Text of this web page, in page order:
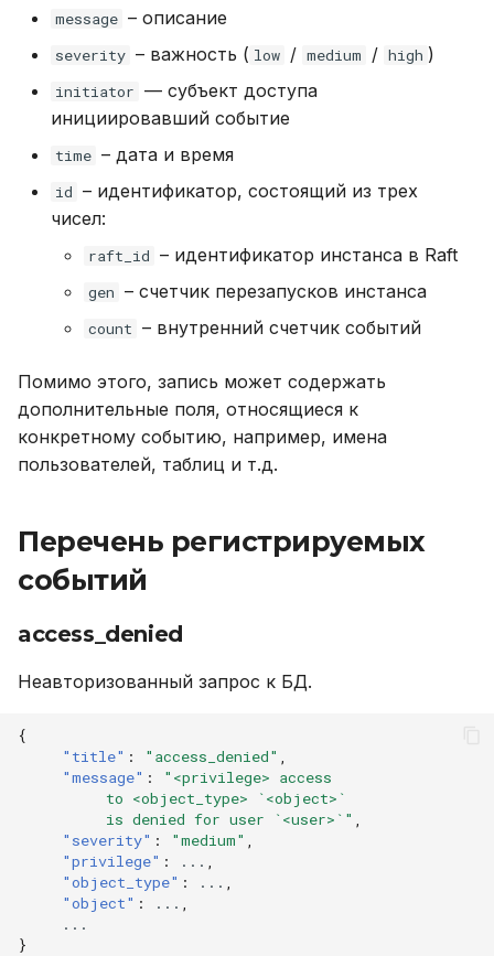
Настройка Systemd
Устранение неполадок
DROP TABLE
EXPLAIN
INSERT
VALUES
drop_local_db
drop_role
drop_table
expel_instance
grant_privilege
grant_role
integrity_violation
join_instance
local_shutdown
recover_local_db
rename_procedure
rename_user
revoke_privilege
message – описание
severity – важность ( low / medium / high )
initiator — субъект доступа
инициировавший событие
time – дата и время
id – идентификатор, состоящий из трех
чисел:
raft_id – идентификатор инстанса в Raft
gen – счетчик перезапусков инстанса
count – внутренний счетчик событий
Помимо этого, запись может содержать
дополнительные поля, относящиеся к
конкретному событию, например, имена
пользователей, таблиц и т.д.
Перечень регистрируемых
событий
access_denied
Неавторизованный запрос к БД.
{
"title" : "access_denied"
"message" :
"<privilege> access
          to <object_type> `<object>`
          is denied for user `<user>`"
"severity" : "medium"
"privilege" : ...
"object_type" : ...
"object" : ...
...
}